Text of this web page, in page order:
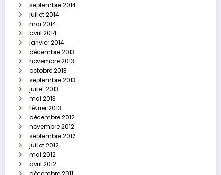
septembre 2014
juillet 2014
mai 2014
avril 2014
janvier 2014
décembre 2013
novembre 2013
octobre 2013
septembre 2013
juillet 2013
mai 2013
février 2013
décembre 2012
novembre 2012
septembre 2012
juillet 2012
mai 2012
avril 2012
décembre 2011